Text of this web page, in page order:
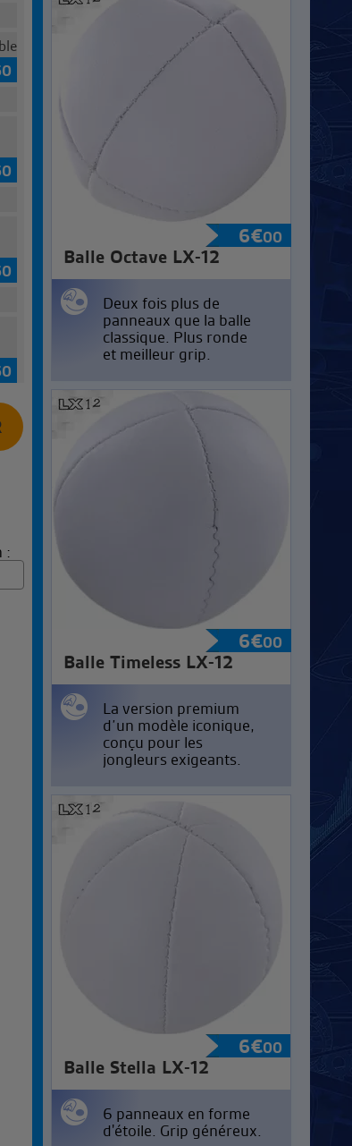
:
6€00
Balle Octave LX-12
Deux fois plus de
panneaux que la balle
classique. Plus ronde
et meilleur grip.
6€00
Balle Timeless LX-12
La version premium
d’un modèle iconique,
conçu pour les
jongleurs exigeants.
6€00
Balle Stella LX-12
6 panneaux en forme
d'étoile. Grip généreux.